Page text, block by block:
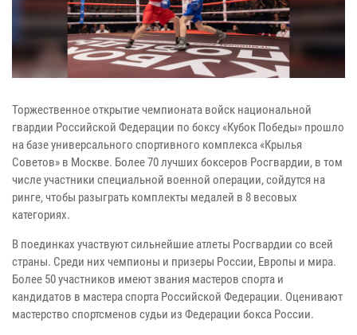
Торжественное открытие чемпионата войск национальной
гвардии Российской Федерации по боксу «Кубок Победы» прошло
на базе универсального спортивного комплекса «Крылья
Советов» в Москве. Более 70 лучших боксеров Росгвардии, в том
числе участники специальной военной операции, сойдутся на
ринге, чтобы разыграть комплекты медалей в 8 весовых
категориях.
В поединках участвуют сильнейшие атлеты Росгвардии со всей
страны. Среди них чемпионы и призеры России, Европы и мира.
Более 50 участников имеют звания мастеров спорта и
кандидатов в мастера спорта Российской Федерации. Оценивают
мастерство спортсменов судьи из Федерации бокса России.